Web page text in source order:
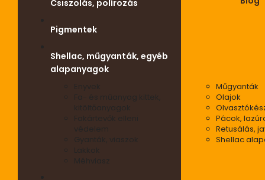
Csiszolás, polírozás
Pigmentek
Shellac, műgyanták, egyéb
alapanyagok
Enyvek
Fa- és műanyag kittek,
kitöltőanyagok
Fakártevők elleni
Gyanták, viaszok
Lakkok
Méhviasz
Műgyanták
Olajok
Pácok,
Retusálás,
Shellac